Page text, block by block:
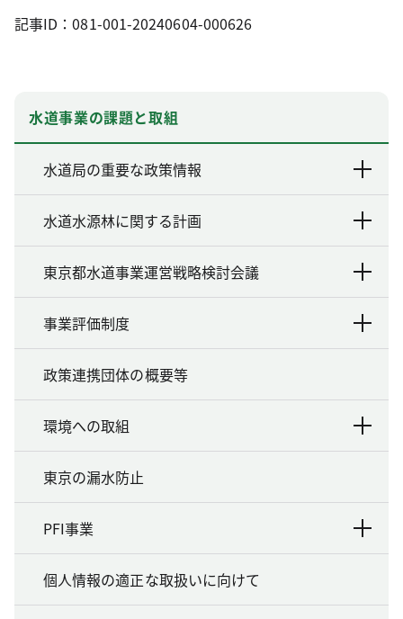
記事ID：081-001-20240604-000626
水道事業の課題と取組
水道局の重要な政策情報
水道水源林に関する計画
東京都水道事業運営戦略検討会議
事業評価制度
政策連携団体の概要等
環境への取組
東京の漏水防止
PFI事業
個人情報の適正な取扱いに向けて